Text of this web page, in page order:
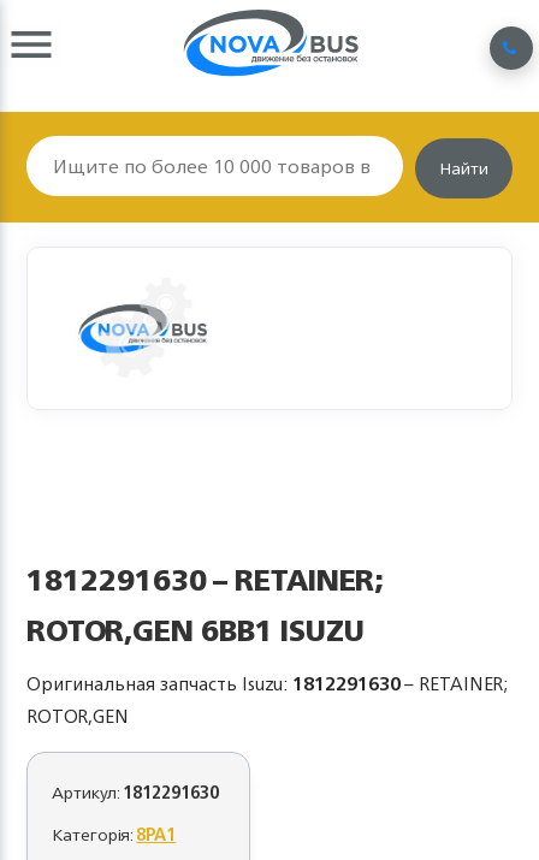
Найти
1812291630 – RETAINER;
ROTOR,GEN 6BB1 ISUZU
Оригинальная запчасть Isuzu: 1812291630– RETAINER;
ROTOR,GEN
Артикул:1812291630
Категорія:8PA1